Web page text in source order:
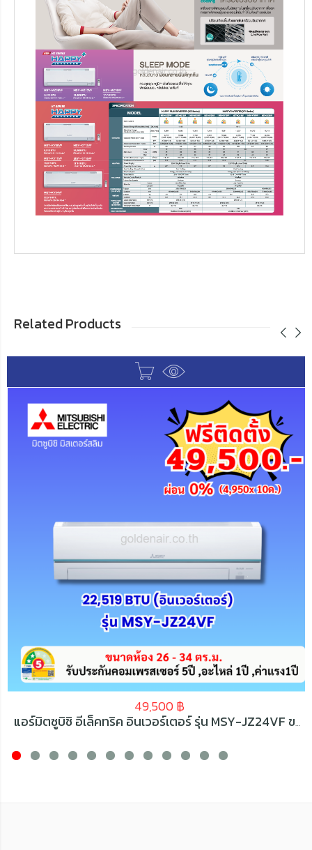
Related Products
49,500 ฿
แอร์มิตซูบิชิ อีเล็คทริค อินเวอร์เตอร์ รุ่น MSY-JZ24VF ขนาด 22519 BTU